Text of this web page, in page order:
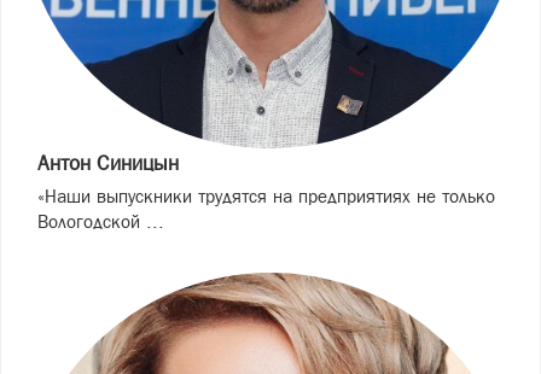
Антон Синицын
«Наши выпускники трудятся на предприятиях не только
Вологодской ...